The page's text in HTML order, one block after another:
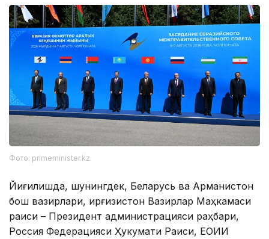
Фото: primeminister.kz
Йиғилишда, шунингдек, Беларусь ва Арманистон
бош вазирлари, Қирғизистон Вазирлар Маҳкамаси
раиси – Президент администрацияси раҳбари,
Россия Федерацияси Ҳукумати Раиси, ЕОИИ